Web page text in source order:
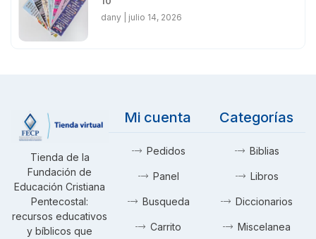
dany julio 14, 2026
Tienda de la
Fundación de
Educación Cristiana
Pentecostal:
recursos educativos
y bíblicos que
Mi cuenta
Pedidos
Panel
Busqueda
Carrito
Categorías
Biblias
Libros
Diccionarios
Miscelanea